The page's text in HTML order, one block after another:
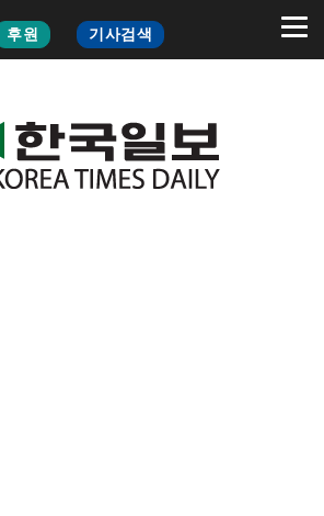
후원 기사검색